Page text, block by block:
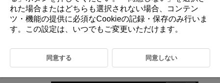
1枚表示の状態で
を押す
動画再生が始まります。
れた場合またはどちらも選択されない場合、コンテン
ツ・機能の提供に必須なCookieの記録・保存のみ行いま
す。この設定は、いつでもご変更いただけます。
同意する 同意しない